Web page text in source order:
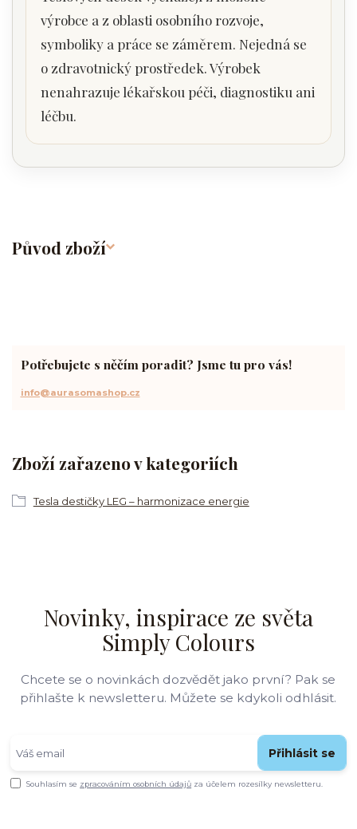
výrobce a z oblasti osobního rozvoje,
symboliky a práce se záměrem. Nejedná se
o zdravotnický prostředek. Výrobek
nenahrazuje lékařskou péči, diagnostiku ani
léčbu.
Původ zboží
Zboží zařazeno v kategoriích
Tesla destičky LEG – harmonizace energie
Potřebujete s něčím poradit? Jsme tu pro vás!
info@aurasomashop.cz
Novinky, inspirace ze světa
Simply Colours
Chcete se o novinkách dozvědět jako první? Pak se
přihlašte k newsletteru. Můžete se kdykoli odhlásit.
Přihlásit se
Souhlasím se zpracováním osobních údajů za účelem rozesílky newsletteru.